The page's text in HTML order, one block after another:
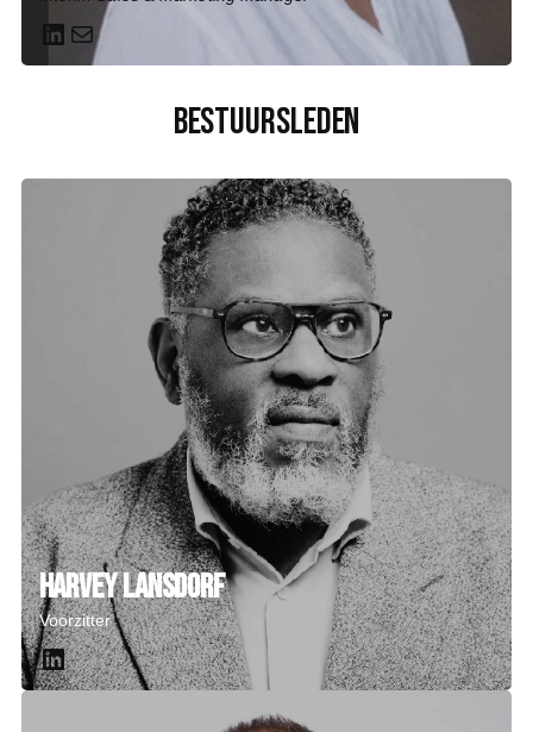
LinkedIn Mail
Bestuursleden
Harvey Lansdorf
Voorzitter
LinkedIn